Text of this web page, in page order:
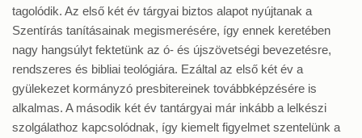
tagolódik. Az első két év tárgyai biztos alapot nyújtanak a
Szentírás tanításainak megismerésére, így ennek keretében
nagy hangsúlyt fektetünk az ó- és újszövetségi bevezetésre,
rendszeres és bibliai teológiára. Ezáltal az első két év a
gyülekezet kormányzó presbitereinek továbbképzésére is
alkalmas. A második két év tantárgyai már inkább a lelkészi
szolgálathoz kapcsolódnak, így kiemelt figyelmet szentelünk a